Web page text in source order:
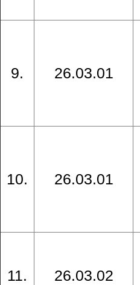
9. 26.03.01
10. 26.03.01
11. 26.03.02